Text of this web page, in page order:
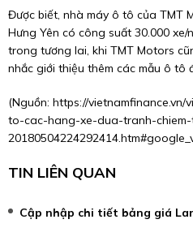
Được biết, nhà máy ô tô của TMT
Hưng Yên có công suất 30.000
trong tương lai, khi TMT Motors
nhắc giới thiệu thêm các mẫu ô tô
(Nguồn: https://
to-cac-hang-xe-dua-tranh-
TIN LIÊN QUAN
Cập nhập chi tiết bảng giá